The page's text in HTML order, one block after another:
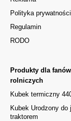
Polityka prywatności
Regulamin
RODO
Produkty dla
rolniczych
Kubek termiczny
Kubek Urodzony do
traktorem